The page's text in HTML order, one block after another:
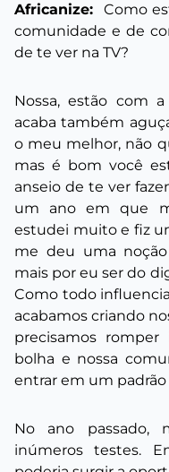
Africanize:
Como
comunidade e de
de te ver na TV?
Nossa, estão com
acaba também
o meu melhor, não
mas é bom você
anseio de te ver
um ano em que
estudei muito e fiz
me deu uma
mais por eu ser do
Como todo
acabamos criando
precisamos
bolha e nossa
entrar em um padrão
No ano passado,
inúmeros testes.